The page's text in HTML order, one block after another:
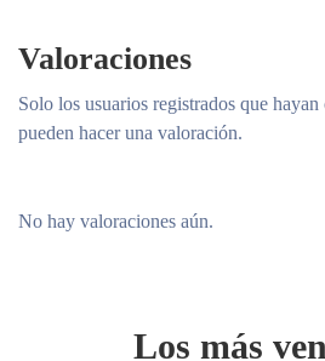
Valoraciones
No hay valoraciones aún.
Solo los usuarios registrados que
pueden hacer una valoración.
Los más